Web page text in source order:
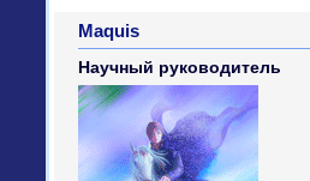
Maquis
Научный руководитель